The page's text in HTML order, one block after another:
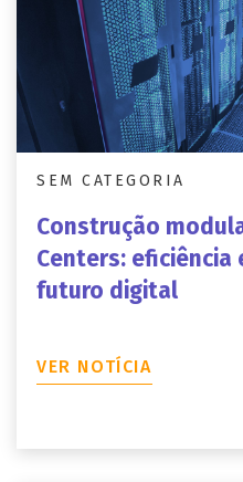
SEM CATEGORIA
Construção
Centers: eficiência
futuro digital
VER NOTÍCIA